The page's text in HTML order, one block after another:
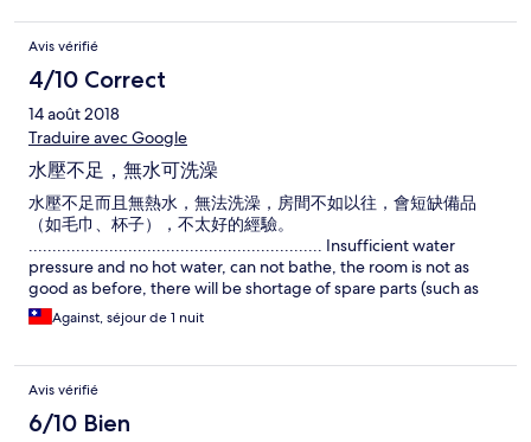
Avis vérifié
4/10 Correct
14 août 2018
Traduire avec Google
水壓不足，無水可洗澡
水壓不足而且無熱水，無法洗澡，房間不如以往，會短缺備品
（如毛巾、杯子），不太好的經驗。
.............................................................. Insufficient water
pressure and no hot water, can not bathe, the room is not as
good as before, there will be shortage of spare parts (such as
towels, cups), not very good experience.
.................................................. ............
Against, séjour de 1 nuit
Avis vérifié
6/10 Bien